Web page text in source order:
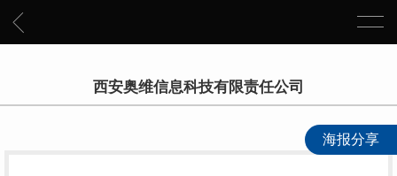
西安奥维信息科技有限责任公司
海报分享